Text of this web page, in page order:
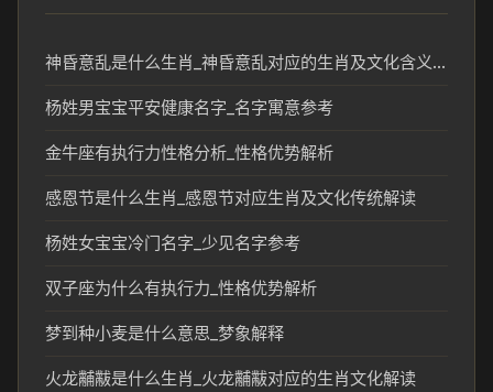
神昏意乱是什么生肖_神昏意乱对应的生肖及文化含义解析
杨姓男宝宝平安健康名字_名字寓意参考
金牛座有执行力性格分析_性格优势解析
感恩节是什么生肖_感恩节对应生肖及文化传统解读
杨姓女宝宝冷门名字_少见名字参考
双子座为什么有执行力_性格优势解析
梦到种小麦是什么意思_梦象解释
火龙黼黻是什么生肖_火龙黼黻对应的生肖文化解读